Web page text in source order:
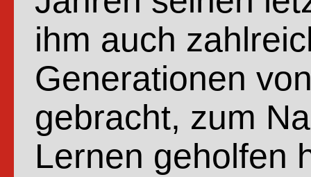
ihm auch
Generationen
gebracht, zum
Lernen geholfen